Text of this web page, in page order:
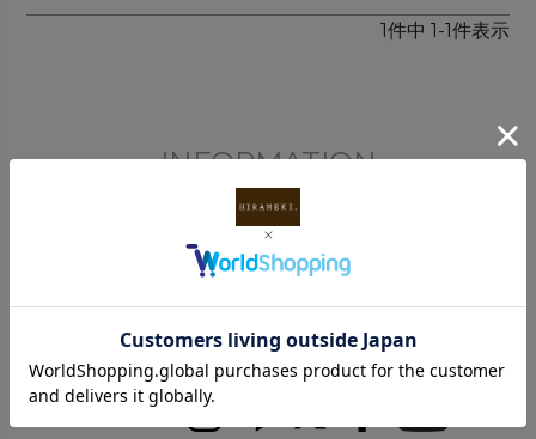
1件中 1 -1件表示
INFORMATION